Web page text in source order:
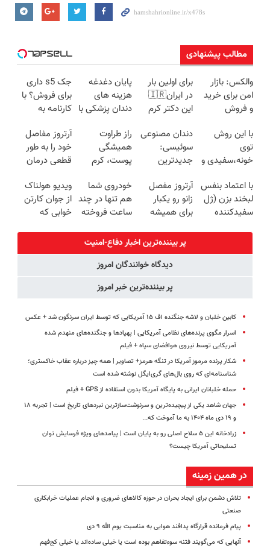
مطالب پیشنهادی
والکس: بازار
امن برای خرید
و فروش
دیجیتال
برای اولین بار
در ایران🇮🇷
این دکتر کرم
روزه ساخت!
پایان دغدغه
هزینه های
دندان پزشکی با
کننده خانگی
جک s5 داری
برای فروش؟ با
کارنامه به
بفروش!
با این روش
توی
خونه،سفیدی و
برگردون
(40%off)
دندان مصنوعی
سوئیسی:
جدیدترین
سبک و مقاوم |
پرداخت قسطی
راز طراوت
همیشگی
پوست، کرم
با 45%تخفیف
آرتروز مفاصل
خود را به طور
قطعی درمان
◗پرسش‌نامه◖
با اعتماد بنفس
لبخند بزن (ژل
سفیدکننده
آرتروز مفصل
زانو رو یکبار
برای همیشه
◗پرسش‌نامه◖
خودروی شما
هم تنها در چند
ساعت فروخته
ویدیو هولناک
از جوان کارتن
خوابی که
پر بیننده‌ترین اخبار دفاع-امنیت
دیدگاه خوانندگان امروز
پر بیننده‌ترین خبر امروز
کابین خلبان و لاشه جنگنده اف ۱۵ آمریکایی که توسط ایران سرنگون شد + عکس
اسرار مگوی پرنده‌های نظامی آمریکایی | پهپادها و جنگنده‌های منهدم شده
آمریکایی توسط نیروی هوافضای سپاه + فیلم
شکار پرنده مرموز آمریکا در تنگه هرمز+ تصاویر | همه چیز درباره عقاب خاکستری؛
شناسنامه‌ای که روی بال‌های گری‌ایگل نوشته شده است
حمله خلبانان ایرانی به پایگاه آمریکا بدون استفاده از GPS + فیلم
جهان شاهد یکی از پیچیده‌ترین و سرنوشت‌سازترین نبردهای تاریخ است | تجربه ۱۸
و ۱۹ دی ماه ۱۴۰۴ به ما آموخت که...
زرادخانه این ۵ سلاح اصلی رو به پایان است | پیامدهای ویژه فرسایش توان
تسلیحاتی آمریکا چیست؟
در همین زمینه
تلاش دشمن برای ایجاد بحران در حوزه کالاهای ضروری و انجام عملیات خرابکاری
صنعتی
پیام فرمانده قرارگاه پدافند هوایی به مناسبت یوم الله ۹ دی
آنهایی که می‌گویند فتنه سوءتفاهم بوده است یا خیلی ساده‌اند یا خیلی کج‌فهم